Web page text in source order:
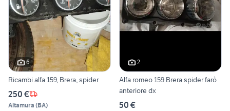
6
Ricambi alfa 159, Brera, spider
250 €
Altamura (BA)
2
Alfa romeo 159 Brera spider farò
anteriore dx
50 €